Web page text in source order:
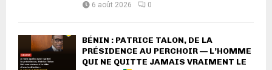
6 août 2026 0
BÉNIN : PATRICE TALON, DE LA
PRÉSIDENCE AU PERCHOIR — L’HOMME
QUI NE QUITTE JAMAIS VRAIMENT LE